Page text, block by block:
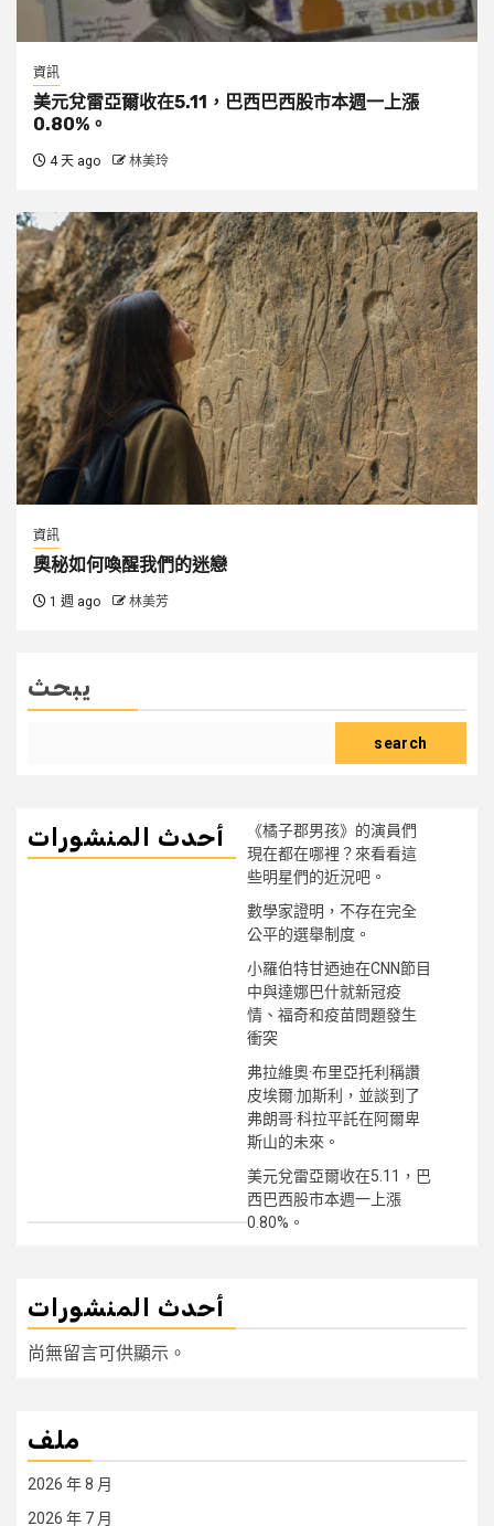
資訊
美元兌雷亞爾收在5.11，巴西巴西股市本週一上漲
0.80%。
4 天 ago 林美玲
資訊
奧秘如何喚醒我們的迷戀
1 週 ago 林美芳
يبحث
search
أحدث المنشورات
《橘子郡男孩》的演員們
現在都在哪裡？來看看這
些明星們的近況吧。
數學家證明，不存在完全
公平的選舉制度。
小羅伯特甘迺迪在CNN節目
中與達娜巴什就新冠疫
情、福奇和疫苗問題發生
衝突
弗拉維奧·布里亞托利稱讚
皮埃爾·加斯利，並談到了
弗朗哥·科拉平託在阿爾卑
斯山的未來。
美元兌雷亞爾收在5.11，巴
西巴西股市本週一上漲
0.80%。
أحدث المنشورات
尚無留言可供顯示。
ملف
2026 年 8 月
2026 年 7 月